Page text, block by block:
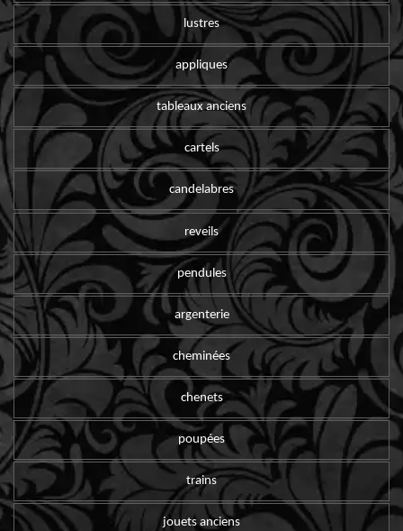
lustres
appliques
tableaux anciens
cartels
candelabres
reveils
pendules
argenterie
cheminées
chenets
poupées
trains
jouets anciens